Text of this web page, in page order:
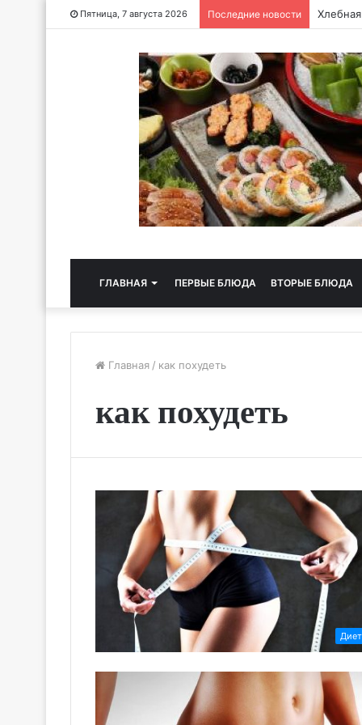
Пятница, 7 августа 2026 Последние новости
ГЛАВНАЯ ПЕРВЫЕ БЛЮДА ВТОРЫЕ БЛЮДА
Главная / как похудеть
как похудеть